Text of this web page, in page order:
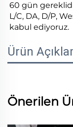
60 gün
L/C, DA, D/P,
kabul ediyoruz.
Ürün
Önerilen